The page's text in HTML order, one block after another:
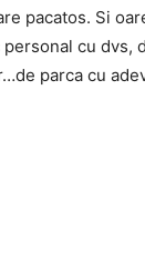
pacatos. Si
cu dvs,
parca cu